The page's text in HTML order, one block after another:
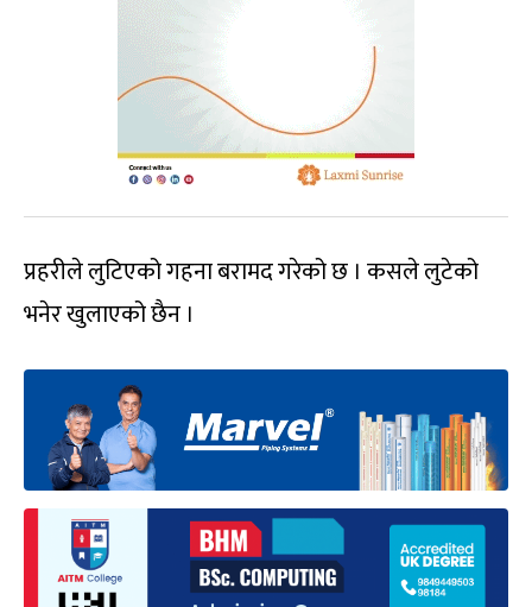
प्रहरीले लुटिएको गहना बरामद गरेको छ । कसले लुटेको
भनेर खुलाएको छैन ।